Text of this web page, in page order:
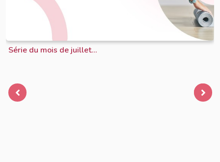
Série du mois de juillet...